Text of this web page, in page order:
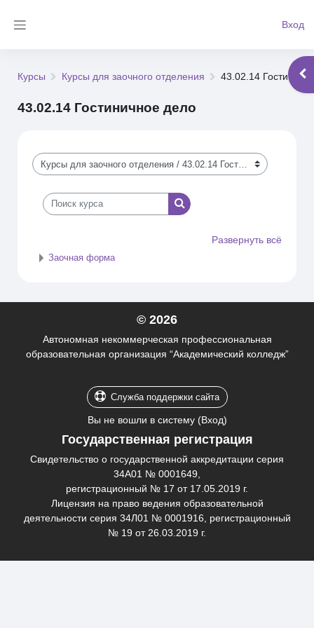
Вход
Курсы Курсы для заочного отделения 43.02.14
43.02.14 Гостиничное дело
Категории курсов
Поиск курса
Поиск курса
Развернуть всё
Заочная форма
© 2026
Автономная некоммерческая профессиональная
образовательная организация “Академический колледж”
Служба поддержки сайта
Вы не вошли в систему (Вход)
Государственная регистрация
Свидетельство о государственной аккредитации серия
34А01 № 0001649,
регистрационный № 17 от 17.05.2019 г.
Лицензия на право ведения образовательной
деятельности серия 34Л01 № 0001916, регистрационный
№ 19 от 26.03.2019 г.